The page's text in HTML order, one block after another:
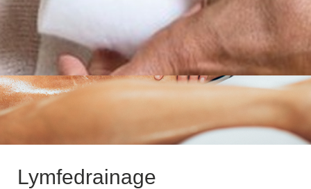
Lymfedrainage